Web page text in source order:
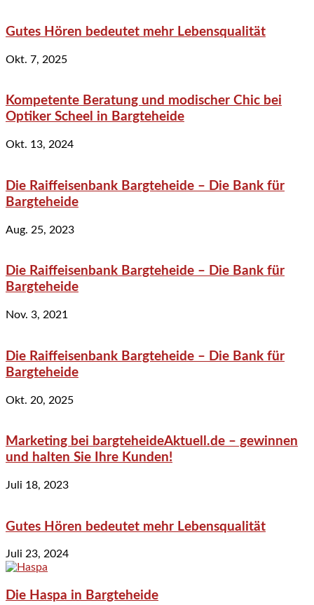
Gutes Hören bedeutet mehr Lebensqualität
Okt. 7, 2025
Kompetente Beratung und modischer Chic bei
Optiker Scheel in Bargteheide
Okt. 13, 2024
Die Raiffeisenbank Bargteheide – Die Bank für
Bargteheide
Aug. 25, 2023
Die Raiffeisenbank Bargteheide – Die Bank für
Bargteheide
Nov. 3, 2021
Die Raiffeisenbank Bargteheide – Die Bank für
Bargteheide
Okt. 20, 2025
Marketing bei bargteheideAktuell.de – gewinnen
und halten Sie Ihre Kunden!
Juli 18, 2023
Gutes Hören bedeutet mehr Lebensqualität
Juli 23, 2024
Die Haspa in Bargteheide